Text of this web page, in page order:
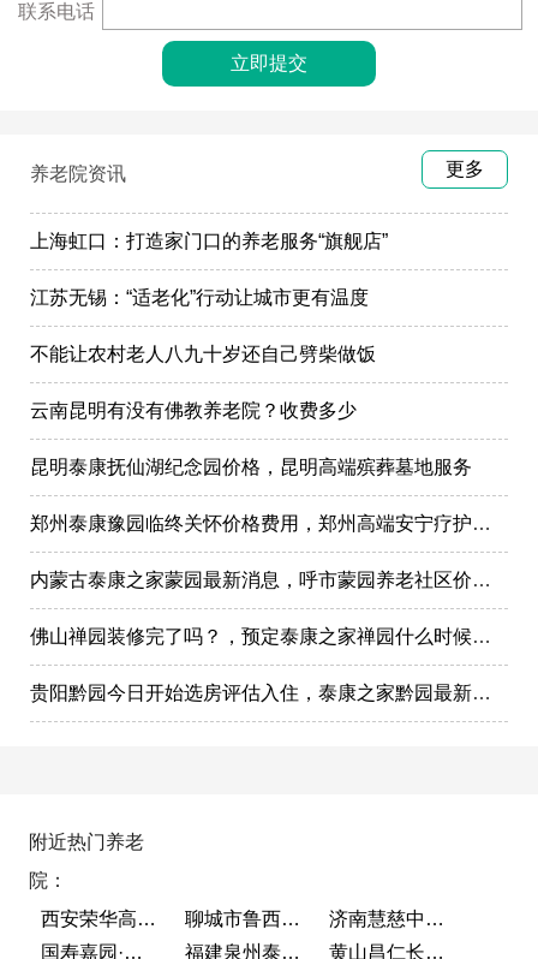
联系电话
养老院资讯 更多
上海虹口：打造家门口的养老服务“旗舰店”
江苏无锡：“适老化”行动让城市更有温度
不能让农村老人八九十岁还自己劈柴做饭
云南昆明有没有佛教养老院？收费多少
昆明泰康抚仙湖纪念园价格，昆明高端殡葬墓地服务
郑州泰康豫园临终关怀价格费用，郑州高端安宁疗护在哪里
内蒙古泰康之家蒙园最新消息，呼市蒙园养老社区价格表
佛山禅园装修完了吗？，预定泰康之家禅园什么时候选房入住?
贵阳黔园今日开始选房评估入住，泰康之家黔园最新动态
附近热门养老
院：
西安荣华高新悦家养老服务有限公司
聊城市鲁西老年护养院
济南慧慈中医康养中心
国寿嘉园·成都乐境
福建泉州泰康之家鲤园
黄山昌仁长者颐养中心